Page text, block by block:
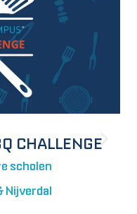
CHALLENGE
scholen
Nijverdal